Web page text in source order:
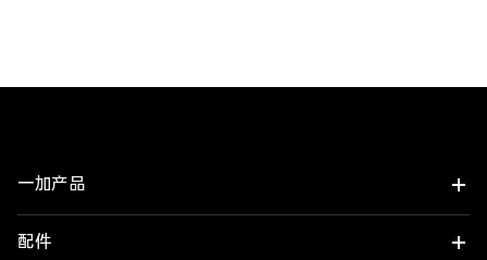
一加产品
一加 Turbo 6X Pro
配件